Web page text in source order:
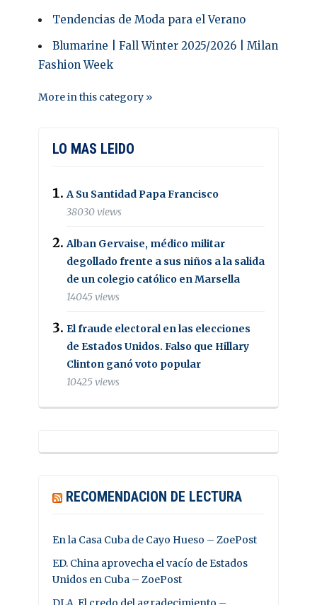
Tendencias de Moda para el Verano
Blumarine | Fall Winter 2025/2026 | Milan
Fashion Week
More in this category »
LO MAS LEIDO
A Su Santidad Papa Francisco
38030 views
Alban Gervaise, médico militar
degollado frente a sus niños a la salida
de un colegio católico en Marsella
14045 views
El fraude electoral en las elecciones
de Estados Unidos. Falso que Hillary
Clinton ganó voto popular
10425 views
RECOMENDACION DE LECTURA
En la Casa Cuba de Cayo Hueso – ZoePost
ED. China aprovecha el vacío de Estados
Unidos en Cuba – ZoePost